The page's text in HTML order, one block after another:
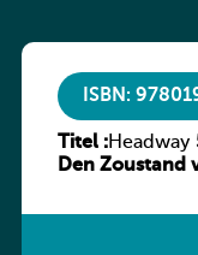
ISBN:
Titel :Headway
Den Zoustand